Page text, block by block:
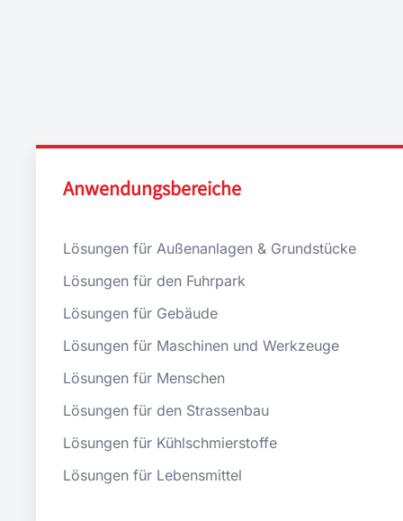
Anwendungsbereiche
Lösungen für Außenanlagen & Grundstücke
Lösungen für den Fuhrpark
Lösungen für Gebäude
Lösungen für Maschinen und Werkzeuge
Lösungen für Menschen
Lösungen für den Strassenbau
Lösungen für Kühlschmierstoffe
Lösungen für Lebensmittel